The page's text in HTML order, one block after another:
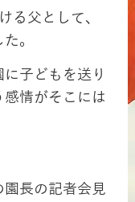
る父として、
。
子どもを送り
情がそこには
長の記者会見